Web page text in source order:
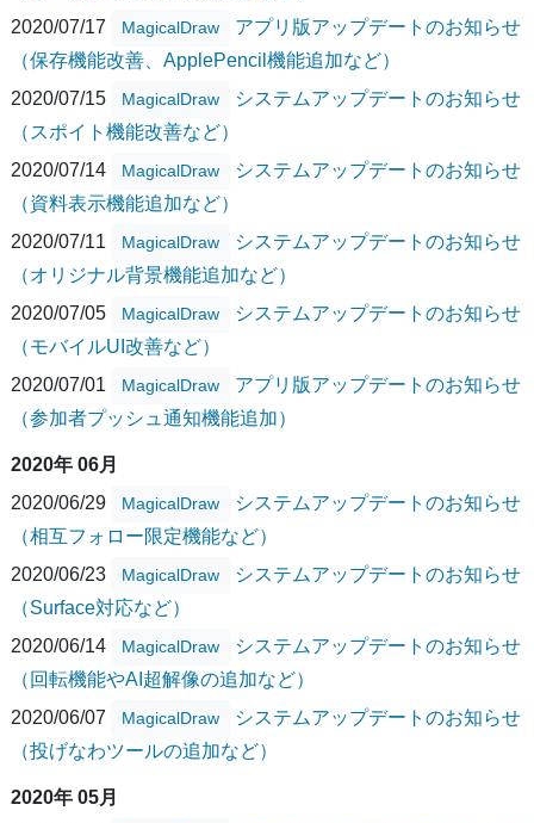
2020/07/17
MagicalDraw
アプリ版アップデートのお知らせ
（保存機能改善、ApplePencil機能追加など）
2020/07/15
MagicalDraw
システムアップデートのお知らせ
（スポイト機能改善など）
2020/07/14
MagicalDraw
システムアップデートのお知らせ
（資料表示機能追加など）
2020/07/11
MagicalDraw
システムアップデートのお知らせ
（オリジナル背景機能追加など）
2020/07/05
MagicalDraw
システムアップデートのお知らせ
（モバイルUI改善など）
2020/07/01
MagicalDraw
アプリ版アップデートのお知らせ
（参加者プッシュ通知機能追加）
2020年 06月
2020/06/29
MagicalDraw
システムアップデートのお知らせ
（相互フォロー限定機能など）
2020/06/23
MagicalDraw
システムアップデートのお知らせ
（Surface対応など）
2020/06/14
MagicalDraw
システムアップデートのお知らせ
（回転機能やAI超解像の追加など）
2020/06/07
MagicalDraw
システムアップデートのお知らせ
（投げなわツールの追加など）
2020年 05月